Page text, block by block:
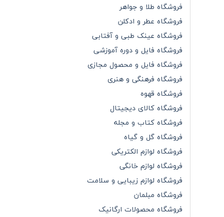
فروشگاه طلا و جواهر
فروشگاه عطر و ادکلن
فروشگاه عینک طبی و آفتابی
فروشگاه فایل و دوره آموزشی
فروشگاه فایل و محصول مجازی
فروشگاه فرهنگی و هنری
فروشگاه قهوه
فروشگاه کالای دیجیتال
فروشگاه کتاب و مجله
فروشگاه گل و گیاه
فروشگاه لوازم الکتریکی
فروشگاه لوازم خانگی
فروشگاه لوازم زیبایی و سلامت
فروشگاه مبلمان
فروشگاه محصولات ارگانیک